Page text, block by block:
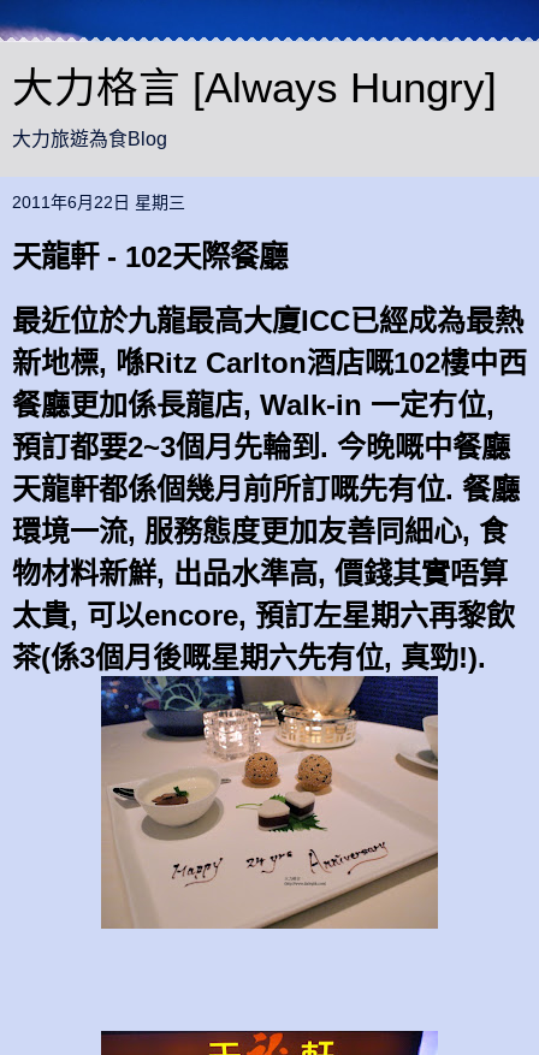
大力格言 [Always Hungry]
大力旅遊為食Blog
2011年6月22日 星期三
天龍軒 - 102天際餐廳
最近位於九龍最高大廈ICC已經成為最熱
新地標, 喺Ritz Carlton酒店嘅102樓中西
餐廳更加係長龍店, Walk-in 一定冇位,
預訂都要2~3個月先輪到. 今晚嘅中餐廳
天龍軒都係個幾月前所訂嘅先有位. 餐廳
環境一流, 服務態度更加友善同細心, 食
物材料新鮮, 出品水準高, 價錢其實唔算
太貴, 可以encore, 預訂左星期六再黎飲
茶(係3個月後嘅星期六先有位, 真勁!).